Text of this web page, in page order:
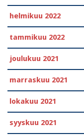
helmikuu 2022
tammikuu 2022
joulukuu 2021
marraskuu 2021
lokakuu 2021
syyskuu 2021